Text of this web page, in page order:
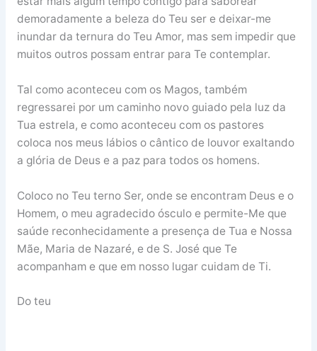
demoradamente a beleza do Teu ser e deixar-me
inundar da ternura do Teu Amor, mas sem impedir que
muitos outros possam entrar para Te contemplar.
Tal como aconteceu com os Magos, também
regressarei por um caminho novo guiado pela luz da
Tua estrela, e como aconteceu com os pastores
coloca nos meus lábios o cântico de louvor exaltando
a glória de Deus e a paz para todos os homens.
Coloco no Teu terno Ser, onde se encontram Deus e o
Homem, o meu agradecido ósculo e permite-Me que
saúde reconhecidamente a presença de Tua e Nossa
Mãe, Maria de Nazaré, e de S. José que Te
acompanham e que em nosso lugar cuidam de Ti.
Do teu